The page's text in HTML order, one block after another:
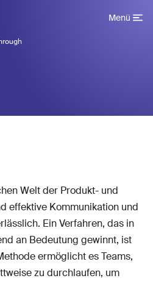
Menü
Welt der Produkt- und
effektive Kommunikation und
Ein Verfahren, das in
an Bedeutung gewinnt, ist
ermöglicht es Teams,
zu durchlaufen, um